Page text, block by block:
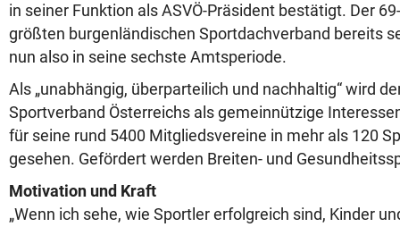
in seiner Funktion als ASVÖ-Präsident bestätigt. Der
größten burgenländischen Sportdachverband bereits
nun also in seine sechste Amtsperiode.
Als „unabhängig, überparteilich und nachhaltig“ wird
Sportverband Österreichs als gemeinnützige
für seine rund 5400 Mitgliedsvereine in mehr als 120
gesehen. Gefördert werden Breiten- und
Motivation und Kraft
„Wenn ich sehe, wie Sportler erfolgreich sind, Kinder